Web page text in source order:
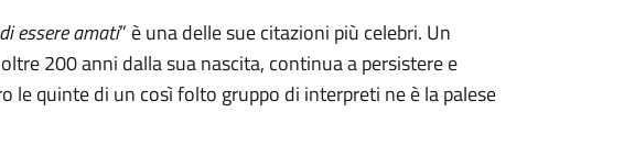
essere amati” è una delle sue citazioni più celebri. Un
200 anni dalla sua nascita, continua a persistere e
le quinte di un così folto gruppo di interpreti ne è la palese